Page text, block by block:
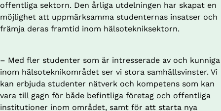
offentliga sektorn. Den årliga utdelningen har skapat en
möjlighet att uppmärksamma studenternas insatser och
främja deras framtid inom hälsotekniksektorn.
– Med fler studenter som är intresserade av och kunniga
inom hälsoteknikområdet ser vi stora samhällsvinster. Vi
kan erbjuda studenter nätverk och kompetens som kan
vara till gagn för både befintliga företag och offentliga
institutioner inom området, samt för att starta nya